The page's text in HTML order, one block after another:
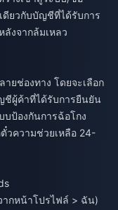
ดียวกับบัญชีที่ได้รับการ
งจากล้มเหลว
ยช่องทาง โดยจะเลือก
ชีผู้ค้าที่ได้รับการยืนยัน
ป้องกันการฉ้อโกง
วความช่วยเหลือ 24-
ากหน้าโปรไฟล์ > ฉัน)